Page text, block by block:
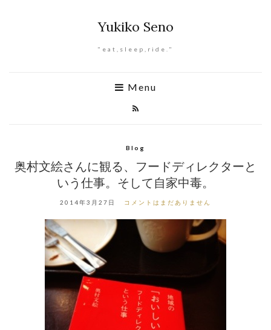
Yukiko Seno
"eat,sleep,ride."
Menu
Blog
奥村文絵さんに観る、フードディレクターと
いう仕事。そして自家中毒。
2014年3月27日 コメントはまだありません